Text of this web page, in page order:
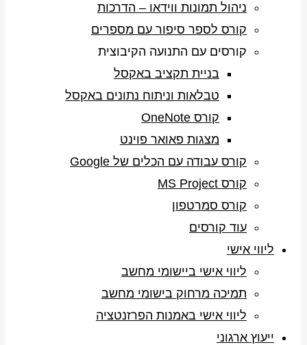
ניהול תמונות ווידאו – הדרכות
קורס לספר סיפור עם מספרים
קורסים עם התנועה הקיבוצית
בניית תקציב באקסל
טבלאות וניתוח נתונים באקסל
קורס OneNote
מצגות פאואר פוינט
קורס עבודה עם הכלים של Google
קורס MS Project
קורס סמרטפון
עוד קורסים
ליווי אישי
ליווי אישי ביישומי מחשב
תמיכה מרחוק בישומי מחשב
ליווי אישי באמנות הפרזנטציה
ייעוץ ארגוני